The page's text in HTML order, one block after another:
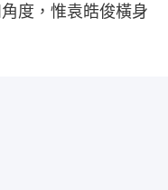
度，惟袁皓俊橫身